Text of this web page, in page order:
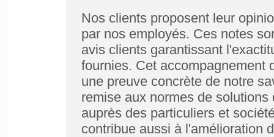
Nos clients proposent leur
par nos employés. Ces notes
avis clients garantissant
fournies. Cet accompagnement
une preuve concrète de notre
remise aux normes de
auprès des particuliers et
contribue aussi à l'amélioration